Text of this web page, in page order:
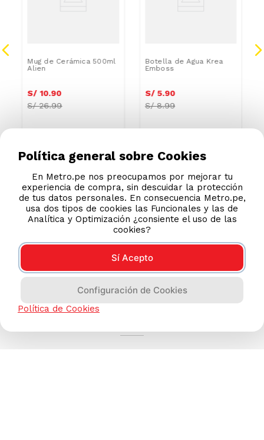
Mug de Cerámica 500ml
Alien
S/ 10.90
S/26.99
Botella de Agua Krea
Emboss
S/ 5.90
S/8.99
Política general sobre Cookies
En Metro.pe nos preocupamos por mejorar tu
experiencia de compra, sin descuidar la protección
de tus datos personales. En consecuencia Metro.pe,
usa dos tipos de cookies las Funcionales y las de
Analítica y Optimización ¿consiente el uso de las
cookies?
Sí Acepto
Configuración de Cookies
Política de Cookies